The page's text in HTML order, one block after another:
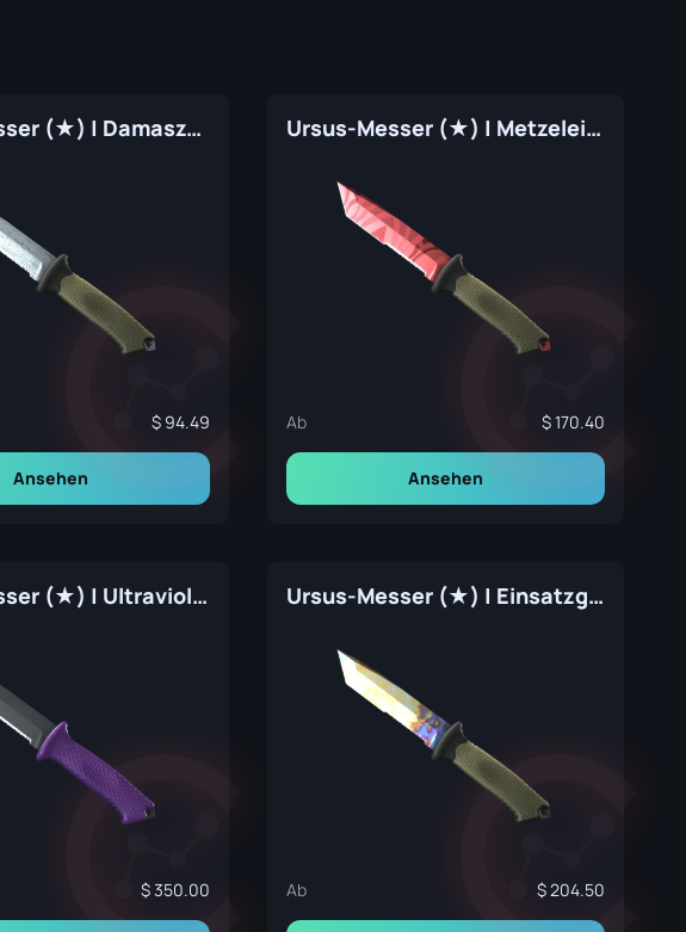
Ursus-Messer (★) | Damaszener Stahl (Fabrikneu)
94.49
Ansehen
Ursus-Messer (★) | Metzelei (Fabrikneu)
Ab 170.40
Ansehen
Ursus-Messer (★) | Ultraviolett (Fabrikneu)
350.00
Ursus-Messer (★) | Einsatzgehärtet (Fabrikneu)
Ab 204.50